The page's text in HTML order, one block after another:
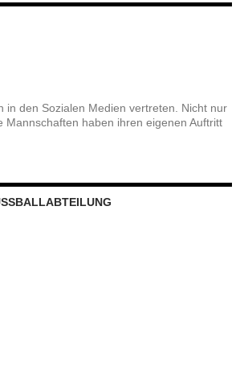
in den Sozialen Medien vertreten. Nicht nur
Mannschaften haben ihren eigenen Auftritt